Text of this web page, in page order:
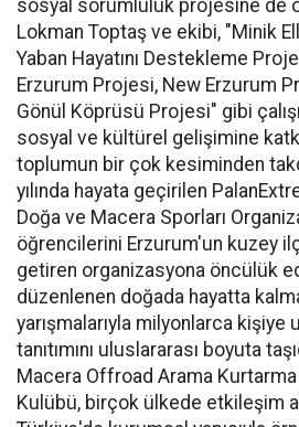
sosyal sorumluluk projesine de
Lokman Toptaş ve ekibi, "Minik
Yaban Hayatını Destekleme
Erzurum Projesi, New Erzurum
Gönül Köprüsü Projesi" gibi
sosyal ve kültürel gelişimine
toplumun bir çok kesiminden
yılında hayata geçirilen
Doğa ve Macera Sporları
öğrencilerini Erzurum'un kuzey
getiren organizasyona öncülük
düzenlenen doğada hayatta
yarışmalarıyla milyonlarca kişiye
tanıtımını uluslararası boyuta
Macera Offroad Arama Kurtarma
Kulübü, birçok ülkede etkileşim